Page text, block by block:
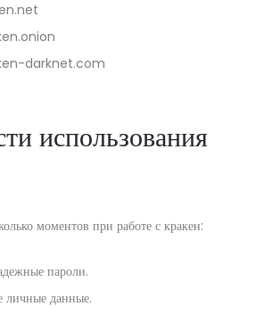
darknet.com
использования
моментов при работе с кракен:
пароли.
личные данные.